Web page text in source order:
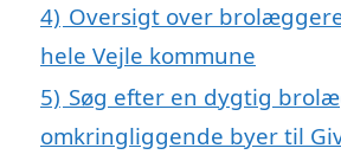
4) Oversigt over
hele Vejle kommune
5) Søg efter en dygtig
omkringliggende byer til